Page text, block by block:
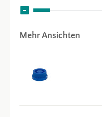
Mehr Ansichten